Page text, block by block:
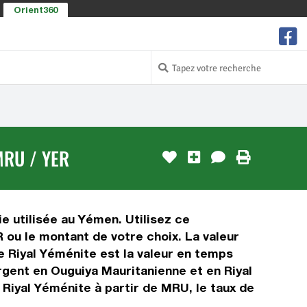
Orient360
/ YER
utilisée au Yémen. Utilisez ce
ou le montant de votre choix. La valeur
Riyal Yéménite est la valeur en temps
en Ouguiya Mauritanienne et en Riyal
Yéménite à partir de MRU, le taux de